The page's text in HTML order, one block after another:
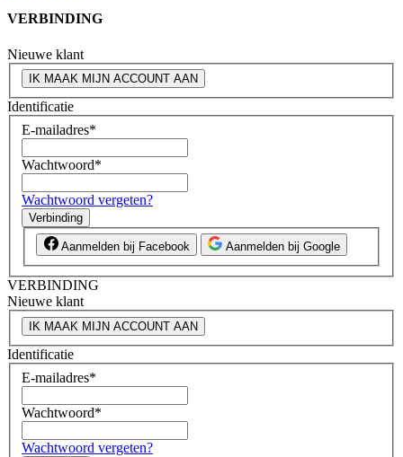
VERBINDING
Nieuwe klant
IK MAAK MIJN ACCOUNT AAN
Identificatie
E-mailadres*
Wachtwoord*
Wachtwoord vergeten?
Verbinding
Aanmelden bij Facebook Aanmelden bij Google
VERBINDING
Nieuwe klant
IK MAAK MIJN ACCOUNT AAN
Identificatie
E-mailadres*
Wachtwoord*
Wachtwoord vergeten?